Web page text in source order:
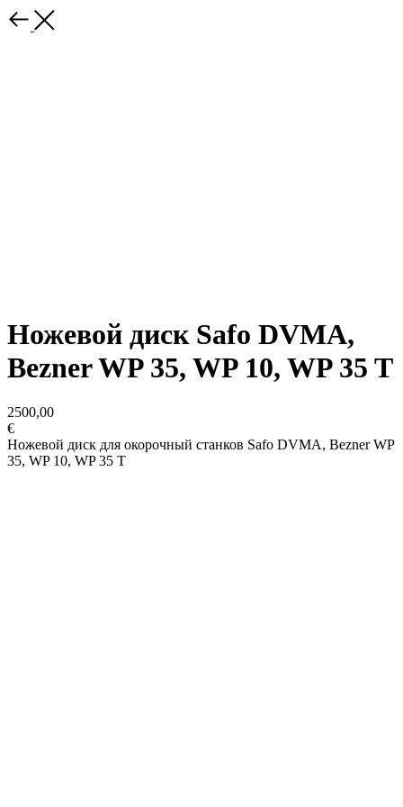
Ножевой диск Safo DVMA,
Bezner WP 35, WP 10, WP 35 T
2500,00
€
Ножевой диск для окорочный станков Safo DVMA, Bezner WP
35, WP 10, WP 35 T